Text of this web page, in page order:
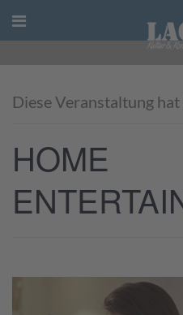
Skip
to
Diese Veranstaltung
HOME